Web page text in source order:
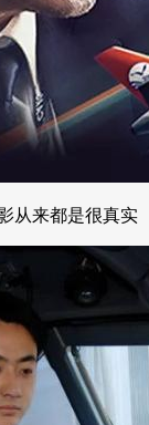
从来都是很真实